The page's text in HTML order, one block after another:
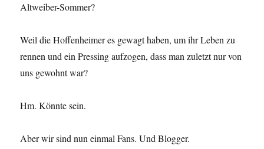
Altweiber-Sommer?
Weil die Hoffenheimer es gewagt haben, um ihr Leben zu
rennen und ein Pressing aufzogen, dass man zuletzt nur von
uns gewohnt war?
Hm. Könnte sein.
Aber wir sind nun einmal Fans. Und Blogger.